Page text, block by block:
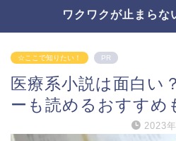
ワクワクが止まらな
☆ここで知りたい！ PR
医療系小説は面白い
ーも読めるおすすめ
2023